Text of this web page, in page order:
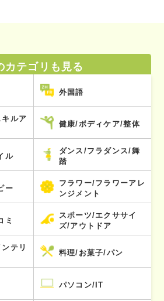
カテゴリも見る
外国語
ルア
健康/ボディケア/整体
ル
ダンス/フラダンス/舞
踏
ー
フラワー/フラワーアレ
ンジメント
ミ
スポーツ/エクササイ
ズ/アウトドア
テリ
料理/お菓子/パン
パソコン/IT